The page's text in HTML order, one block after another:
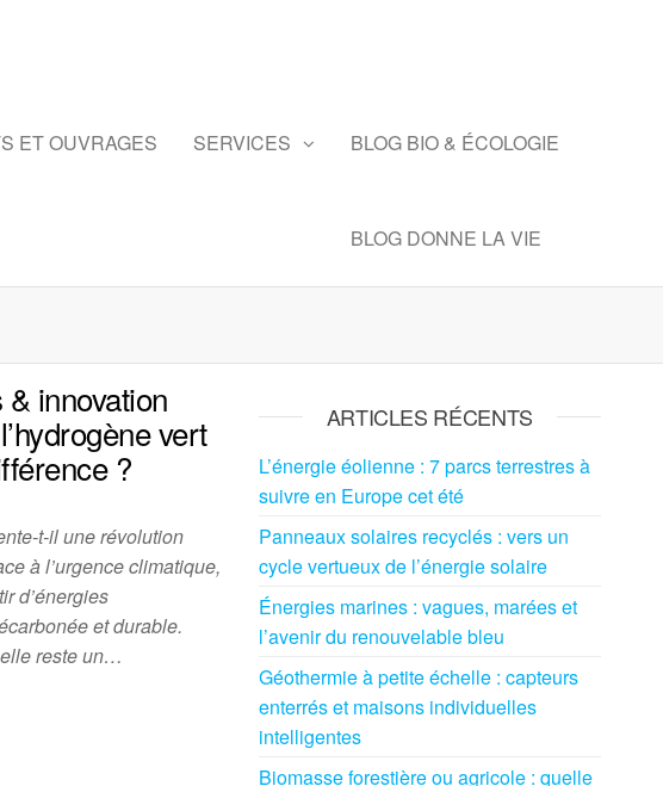
ET OUVRAGES SERVICES BLOG BIO & ÉCOLOGIE
BLOG DONNE LA VIE
innovation
vert
?
t-il une révolution
à l’urgence climatique,
d’énergies
et durable.
reste un…
ARTICLES RÉCENTS
L’énergie éolienne : 7 parcs terrestres à
suivre en Europe cet été
Panneaux solaires recyclés : vers un
cycle vertueux de l’énergie solaire
Énergies marines : vagues, marées et
l’avenir du renouvelable bleu
Géothermie à petite échelle : capteurs
enterrés et maisons individuelles
intelligentes
Biomasse forestière ou agricole : quelle